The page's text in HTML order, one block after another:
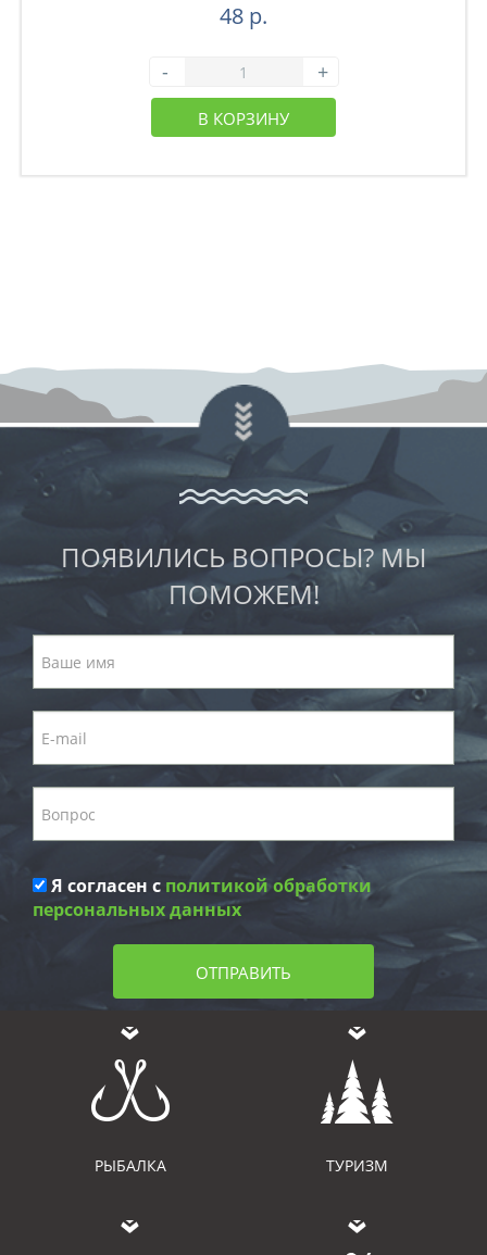
48 р.
- +
В КОРЗИНУ
ПОЯВИЛИСЬ ВОПРОСЫ? МЫ
ПОМОЖЕМ!
Я согласен с политикой обработки
персональных данных
ОТПРАВИТЬ
РЫБАЛКА ТУРИЗМ